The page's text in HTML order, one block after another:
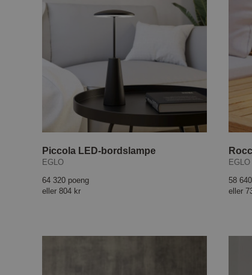
Piccola LED-bordslampe
EGLO
64 320 poeng
eller 804 kr
EGLO
58
eller